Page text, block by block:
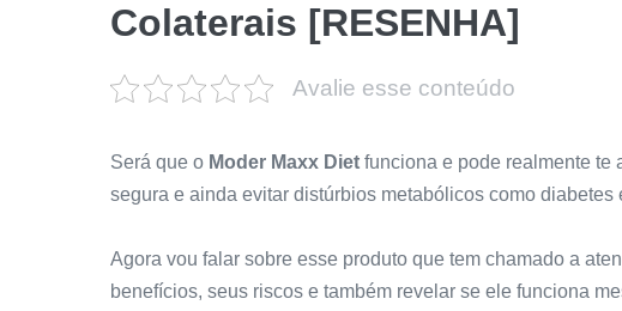
Colaterais [RESENHA]
Avalie esse conteúdo
Será que o Moder Maxx Diet funciona e pode realmente te
segura e ainda evitar distúrbios metabólicos como
Agora vou falar sobre esse produto que tem chamado a
benefícios, seus riscos e também revelar se ele funciona